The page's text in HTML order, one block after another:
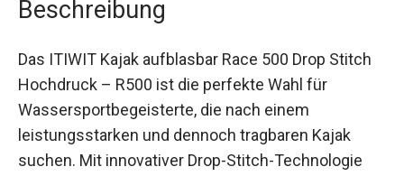
Beschreibung
Das ITIWIT Kajak aufblasbar Race 500 Drop Stitch
Hochdruck – R500 ist die perfekte Wahl für
Wassersportbegeisterte, die nach einem
leistungsstarken und dennoch tragbaren Kajak
suchen. Mit innovativer Drop-Stitch-Technologie